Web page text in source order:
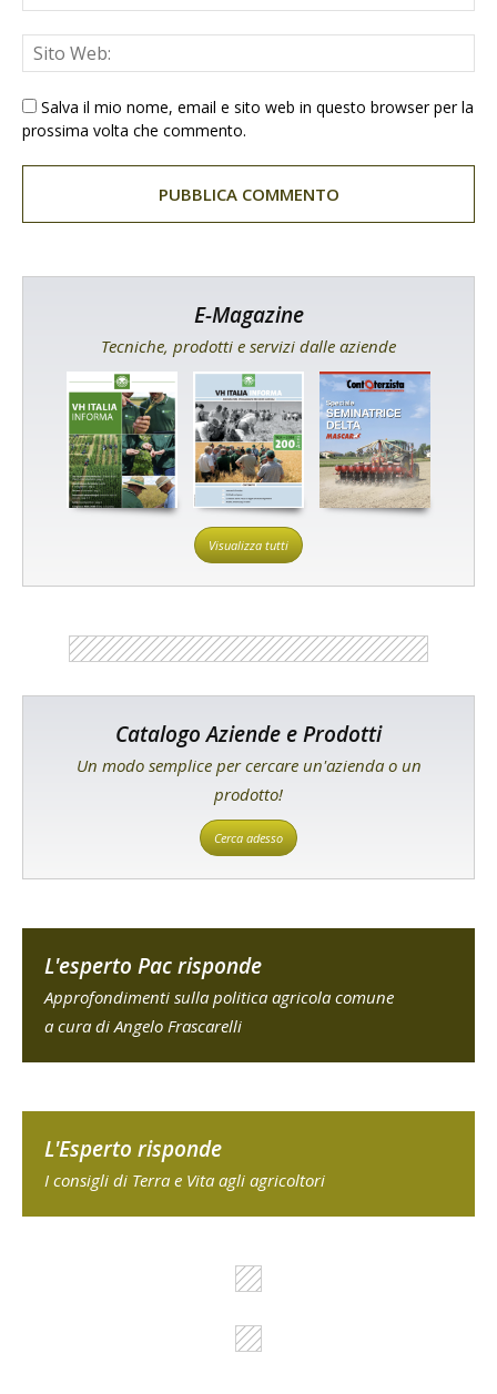
Salva il mio nome, email e sito web in questo browser per la
prossima volta che commento.
E-Magazine
Tecniche, prodotti e servizi dalle aziende
Visualizza tutti
Catalogo Aziende e Prodotti
Un modo semplice per cercare un'azienda o un
prodotto!
Cerca adesso
L'esperto Pac risponde
Approfondimenti sulla politica agricola comune
a cura di Angelo Frascarelli
L'Esperto risponde
I consigli di Terra e Vita agli agricoltori